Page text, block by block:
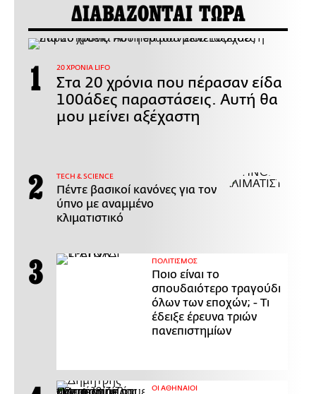
ΔΙΑΒΑΖΟΝΤΑΙ ΤΩΡΑ
20 ΧΡΟΝΙΑ LIFO
Στα 20 χρόνια που πέρασαν είδα
100άδες παραστάσεις. Αυτή θα
μου μείνει αξέχαστη
ΤECH & SCIENCE
Πέντε βασικοί κανόνες για τον
ύπνο με αναμμένο
κλιματιστικό
ΠΟΛΙΤΙΣΜΟΣ
Ποιο είναι το
σπουδαιότερο τραγούδι
όλων των εποχών; - Τι
έδειξε έρευνα τριών
πανεπιστημίων
ΟΙ ΑΘΗΝΑΙΟΙ